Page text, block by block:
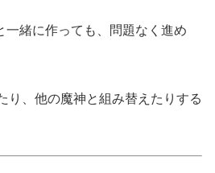
一緒に作っても、問題なく進め
り、他の魔神と組み替えたりする